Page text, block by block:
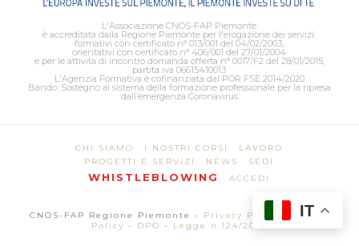
L'Associazione CNOS-FAP Piemonte
è accreditata dalla Regione Piemonte per l'erogazione dei servizi:
formativi con certificato n° 013/001 del 04/02/2003,
orientativi con certificato n° 406/001 del 27/01/2004
e per le attività di incontro domanda offerta n° 0017/F2 del 28/01/2015,
partita iva 06615410013
L'Agenzia Formativa è cofinanziata dal POR FSE 2014/2020
Bando: Sostegno al sistema della formazione professionale per la ripresa
dall’emergenza Coronavirus
CHI SIAMO I NOSTRI CORSI
LAVORO
PROGETTI E SERVIZI
NEWS SEDI
WHISTLEBLOWING ACCEDI
CNOS-FAP Regione Piemonte - Privacy Policy
Cookie
Policy - DPO - Legge n.124/2017
IT